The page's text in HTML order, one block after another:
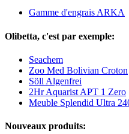
Gamme d'engrais ARKA
Olibetta, c'est par exemple:
Seachem
Zoo Med Bolivian Croton
Söll Algenfrei
2Hr Aquarist APT 1 Zero
Meuble Splendid Ultra
Nouveaux produits: